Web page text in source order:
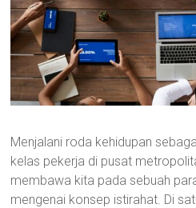
Menjalani roda kehidupan
kelas pekerja di pusat
membawa kita pada sebuah
mengenai konsep istirahat. Di